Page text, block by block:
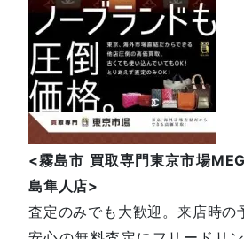
<霧島市 買取専門東京市場
島隼人店>
査定のみでも大歓迎。来店時の